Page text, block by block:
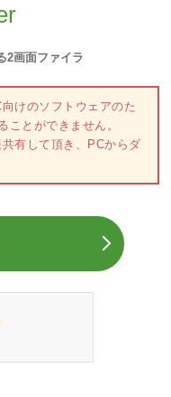
2画面ファイラ
けのソフトウェアのた
ことができません。
有して頂き、PCからダ